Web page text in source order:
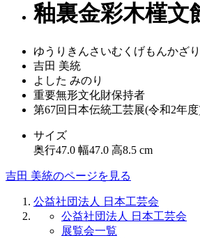
釉裏金彩木槿文
ゆうりきんさいむくげもんかざ
吉田 美統
よした みのり
重要無形文化財保持者
第67回日本伝統工芸展(令和2年
サイズ
奥行47.0 幅47.0 高8.5 cm
吉田 美統のページを見る
公益社団法人 日本工芸会
公益社団法人 日本工芸会
展覧会一覧